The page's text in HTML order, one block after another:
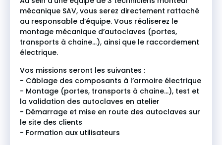
mécanique SAV, vous serez directement rattaché
au responsable d’équipe. Vous réaliserez le
montage mécanique d’autoclaves (portes,
transports à chaine…), ainsi que le raccordement
électrique.
Vos missions seront les suivantes :
- Câblage des composants à l’armoire électrique
- Montage (portes, transports à chaine…), test et
la validation des autoclaves en atelier
- Démarrage et mise en route des autoclaves sur
le site des clients
- Formation aux utilisateurs